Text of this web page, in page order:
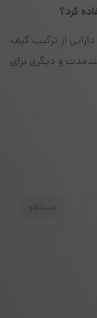
از ترکیب کیف
و دیگری برای
جستجو